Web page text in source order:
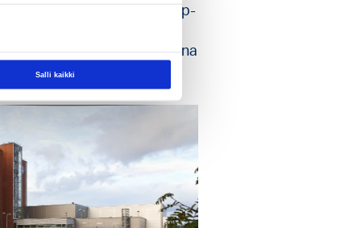
Salli kaikki
järjestettiin myös workshop-
kokouksissa löydetyt
kokonaisuutta. Suurena